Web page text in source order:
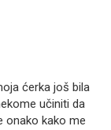
ćerka još bila
učiniti da
onako kako me